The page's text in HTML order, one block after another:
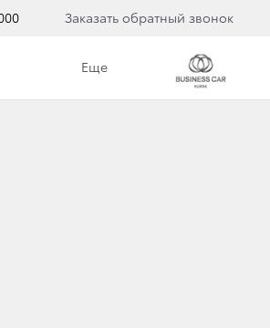
Заказать обратный звонок
Еще